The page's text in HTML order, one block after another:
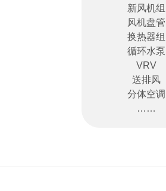
新风机组
风机盘管
换热器组
循环水泵
VRV
送排风
分体空调
……